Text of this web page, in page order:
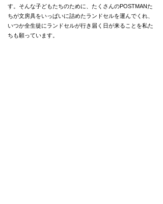
す。そんな子どもたちのために、たくさんのPOSTMANた
ちが文房具をいっぱいに詰めたランドセルを運んでくれ、
いつか全生徒にランドセルが行き届く日が来ることを私た
ちも願っています。